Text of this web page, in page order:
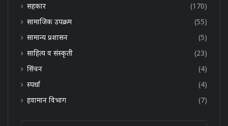
सहकार
(170)
सामाजिक उपक्रम
(55)
सामान्य प्रशासन
(5)
साहित्य व संस्कृती
(23)
सिंचन
(4)
स्पर्धा
(4)
हवामान विभाग
(7)